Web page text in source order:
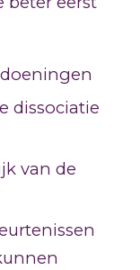
dissociatie
van de